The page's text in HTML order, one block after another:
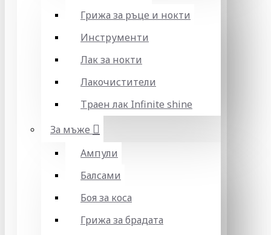
Грижа за ръце и нокти
Инструменти
Лак за нокти
Лакочистители
Траен лак Infinite shine
За мъже
Ампули
Балсами
Боя за коса
Грижа за брадата